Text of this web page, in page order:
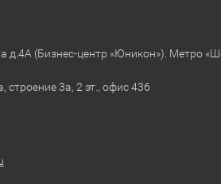
д.4А (Бизнес-центр «Юникон»). Метро
строение 3а, 2 эт., офис 436